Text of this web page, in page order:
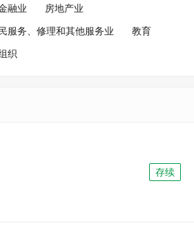
融业 房地产业
服务、修理和其他服务业 教育
织
存续